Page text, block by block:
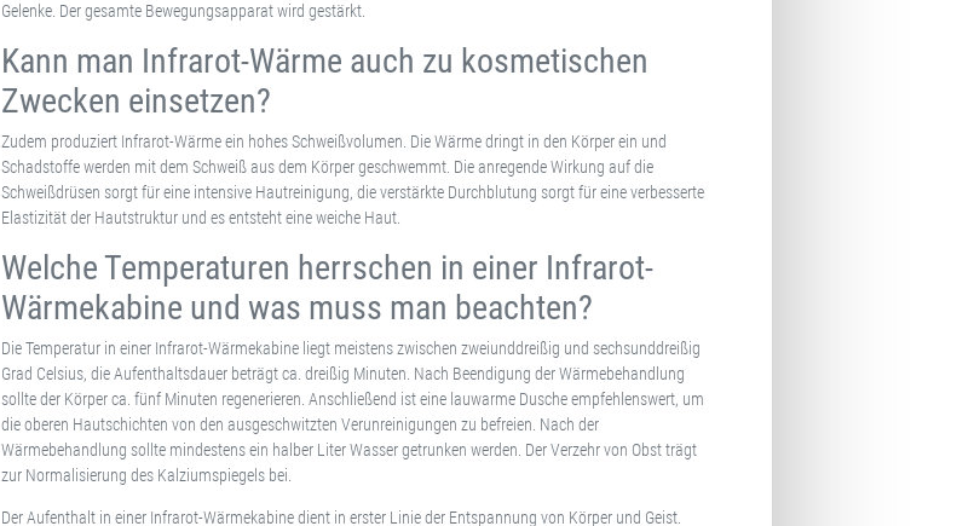
Gelenke. Der gesamte Bewegungsapparat wird gestärkt.
Kann man Infrarot-Wärme auch zu kosmetischen
Zwecken einsetzen?
Zudem produziert Infrarot-Wärme ein hohes Schweißvolumen. Die Wärme dringt in den Körper ein und
Schadstoffe werden mit dem Schweiß aus dem Körper geschwemmt. Die anregende Wirkung auf die
Schweißdrüsen sorgt für eine intensive Hautreinigung, die verstärkte Durchblutung sorgt für eine verbesserte
Elastizität der Hautstruktur und es entsteht eine weiche Haut.
Welche Temperaturen herrschen in einer Infrarot-
Wärmekabine und was muss man beachten?
Die Temperatur in einer Infrarot-Wärmekabine liegt meistens zwischen zweiunddreißig und sechsunddreißig
Grad Celsius, die Aufenthaltsdauer beträgt ca. dreißig Minuten. Nach Beendigung der Wärmebehandlung
sollte der Körper ca. fünf Minuten regenerieren. Anschließend ist eine lauwarme Dusche empfehlenswert, um
die oberen Hautschichten von den ausgeschwitzten Verunreinigungen zu befreien. Nach der
Wärmebehandlung sollte mindestens ein halber Liter Wasser getrunken werden. Der Verzehr von Obst trägt
zur Normalisierung des Kalziumspiegels bei.
Der Aufenthalt in einer Infrarot-Wärmekabine dient in erster Linie der Entspannung von Körper und Geist.